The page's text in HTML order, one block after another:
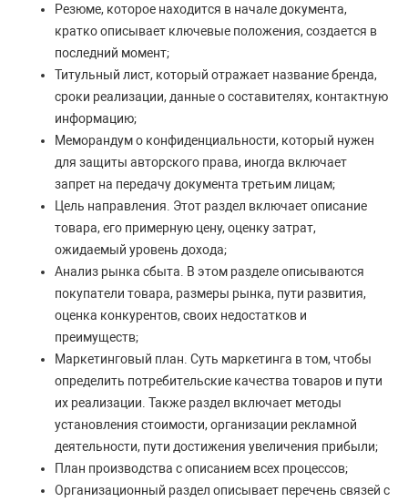
Резюме, которое находится в начале документа,
кратко описывает ключевые положения, создается в
последний момент;
Титульный лист, который отражает название бренда,
сроки реализации, данные о составителях, контактную
информацию;
Меморандум о конфиденциальности, который нужен
для защиты авторского права, иногда включает
запрет на передачу документа третьим лицам;
Цель направления. Этот раздел включает описание
товара, его примерную цену, оценку затрат,
ожидаемый уровень дохода;
Анализ рынка сбыта. В этом разделе описываются
покупатели товара, размеры рынка, пути развития,
оценка конкурентов, своих недостатков и
преимуществ;
Маркетинговый план. Суть маркетинга в том, чтобы
определить потребительские качества товаров и пути
их реализации. Также раздел включает методы
установления стоимости, организации рекламной
деятельности, пути достижения увеличения прибыли;
План производства с описанием всех процессов;
Организационный раздел описывает перечень связей с